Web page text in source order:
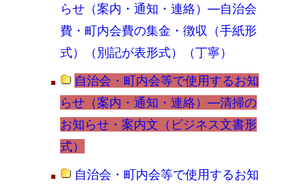
らせ（案内・通知・連絡）―自治会
費・町内会費の集金・徴収（手紙形
式）（別記が表形式）（丁寧）
自治会・町内会等で使用するお知
らせ（案内・通知・連絡）―清掃の
お知らせ・案内文（ビジネス文書形
式）
自治会・町内会等で使用するお知